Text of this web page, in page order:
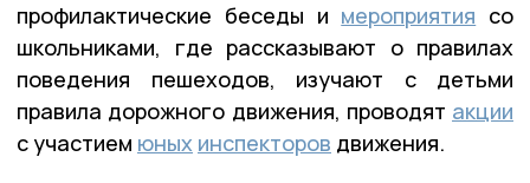
профилактические беседы и мероприятия со
школьниками, где рассказывают о правилах
поведения пешеходов, изучают с детьми
правила дорожного движения, проводят акции
с участием юных инспекторов движения.